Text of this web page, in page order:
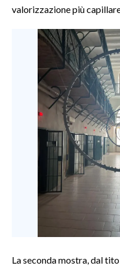
valorizzazione più
La seconda mostra, dal